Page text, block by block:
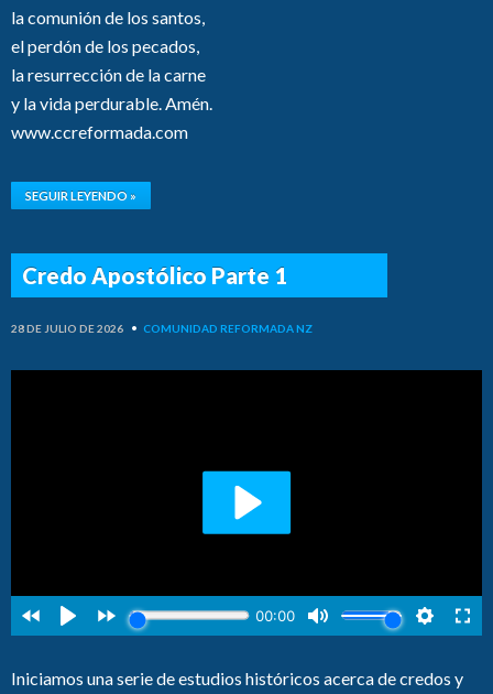
la comunión de los santos,
el perdón de los pecados,
la resurrección de la carne
y la vida perdurable. Amén.
www.ccreformada.com
SEGUIR LEYENDO »
Credo Apostólico Parte 1
28 DE JULIO DE 2026 • COMUNIDAD REFORMADA NZ
Iniciamos una serie de estudios históricos acerca de credos y